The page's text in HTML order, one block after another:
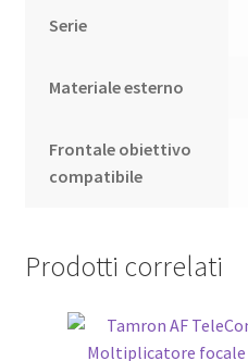
Serie
Materiale esterno
Frontale obiettivo
compatibile
Prodotti correlati